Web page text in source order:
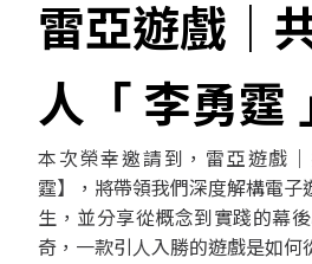
雷亞遊戲｜
人 「 李勇霆
本次榮幸邀請到，雷亞遊戲
霆】，將帶領我們深度解構電子
生，並分享從概念到實踐的幕
奇，一款引人入勝的遊戲是如何